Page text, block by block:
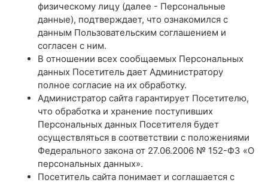
физическому лицу (далее - Персональные
данные), подтверждает, что ознакомился с
данным Пользовательским соглашением и
согласен с ним.
В отношении всех сообщаемых Персональных
данных Посетитель дает Администратору
полное согласие на их обработку.
Администратор сайта гарантирует Посетителю,
что обработка и хранение поступивших
Персональных данных Посетителя будет
осуществляться в соответствии с положениями
Федерального закона от 27.06.2006 № 152-ФЗ «О
персональных данных».
Посетитель сайта понимает и соглашается с